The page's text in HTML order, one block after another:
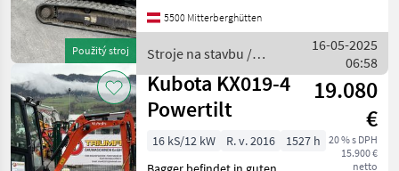
Použitý stroj
5500 Mitterberghütten
Stroje na stavbu /
Kubota
16-05-2025
06:58
Kubota KX019-4
Powertilt
19.080
€
20 % s DPH
15.900 €
netto
16 kS/12 kW R. v. 2016
1527 h